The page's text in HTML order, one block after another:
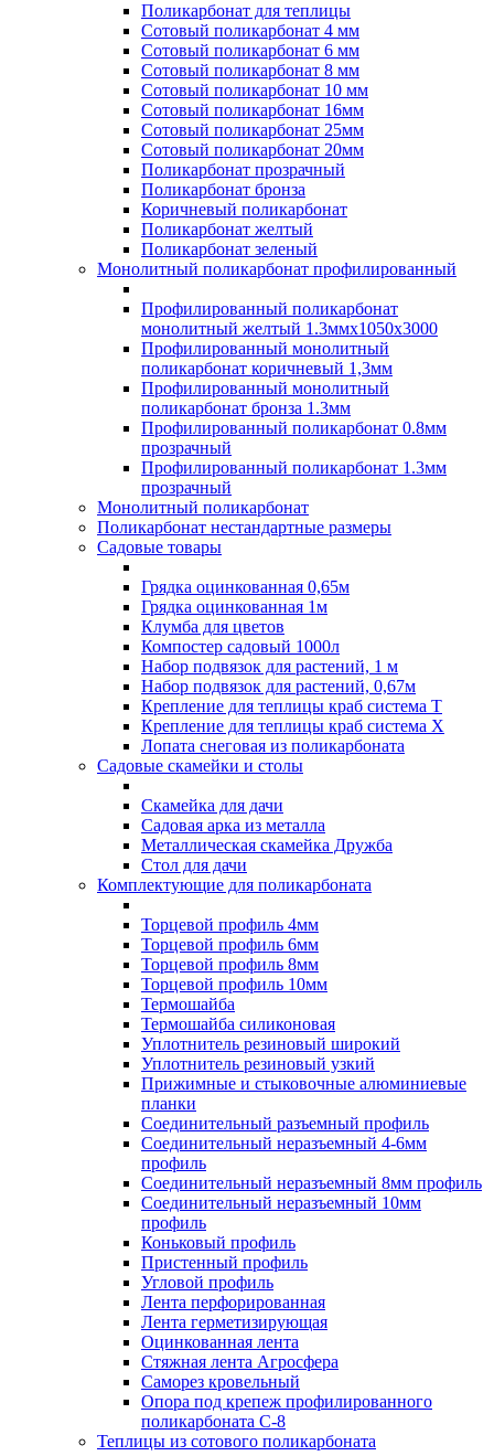
Поликарбонат для теплицы
Сотовый поликарбонат 4 мм
Сотовый поликарбонат 6 мм
Сотовый поликарбонат 8 мм
Сотовый поликарбонат 10 мм
Сотовый поликарбонат 16мм
Сотовый поликарбонат 25мм
Сотовый поликарбонат 20мм
Поликарбонат прозрачный
Поликарбонат бронза
Коричневый поликарбонат
Поликарбонат желтый
Поликарбонат зеленый
Монолитный поликарбонат профилированный
Профилированный поликарбонат
монолитный желтый 1.3ммх1050х3000
Профилированный монолитный
поликарбонат коричневый 1,3мм
Профилированный монолитный
поликарбонат бронза 1.3мм
Профилированный поликарбонат 0.8мм
прозрачный
Профилированный поликарбонат 1.3мм
прозрачный
Монолитный поликарбонат
Поликарбонат нестандартные размеры
Садовые товары
Грядка оцинкованная 0,65м
Грядка оцинкованная 1м
Клумба для цветов
Компостер садовый 1000л
Набор подвязок для растений, 1 м
Набор подвязок для растений, 0,67м
Крепление для теплицы краб система Т
Крепление для теплицы краб система Х
Лопата снеговая из поликарбоната
Садовые скамейки и столы
Скамейка для дачи
Садовая арка из металла
Металлическая скамейка Дружба
Стол для дачи
Комплектующие для поликарбоната
Торцевой профиль 4мм
Торцевой профиль 6мм
Торцевой профиль 8мм
Торцевой профиль 10мм
Термошайба
Термошайба силиконовая
Уплотнитель резиновый широкий
Уплотнитель резиновый узкий
Прижимные и стыковочные алюминиевые
планки
Соединительный разъемный профиль
Соединительный неразъемный 4-6мм
профиль
Соединительный неразъемный 8мм профиль
Соединительный неразъемный 10мм
профиль
Коньковый профиль
Пристенный профиль
Угловой профиль
Лента перфорированная
Лента герметизирующая
Оцинкованная лента
Стяжная лента Агросфера
Саморез кровельный
Опора под крепеж профилированного
поликарбоната С-8
Теплицы из сотового поликарбоната